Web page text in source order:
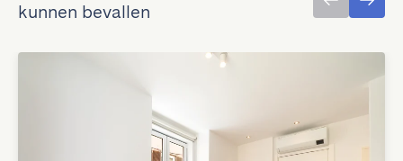
kunnen bevallen